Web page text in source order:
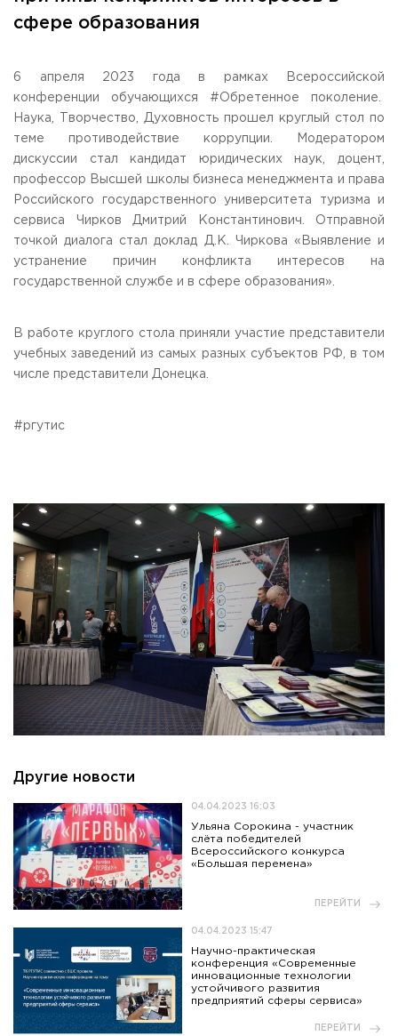
Общежитие / Кампус РГУТИС
Работа с лицами с ОВЗ и инвалидами
Научная деятельность
Дополнительное образование
Федеральный ресурсный центр
Федеральное учебно-методическое объединение в
системе СПО
Профком
Конкурс ППС
Сведения об образовательной
АДРЕС
141221, Московская обл.,Городской округ Пушкинский,
ТЕЛЕФОНЫ
+7 (495) 940 83 00
+7 (495) 940 83 58 - Приемная комиссия
obrashenia@rguts.ru
ГРАФИК И РЕЖИМ РАБОТЫ
пн-чт: с 09:00 до 18:00;
пт: с 09:00 до 16:45;
пн-пт: с 10:00 до 17:00;
сфере образования
6 апреля 2023 года в рамках Всероссийской
конференции обучающихся #Обретенное поколение.
Наука, Творчество, Духовность прошел круглый стол по
теме противодействие коррупции. Модератором
дискуссии стал кандидат юридических наук, доцент,
профессор Высшей школы бизнеса менеджмента и права
Российского государственного университета туризма и
сервиса Чирков Дмитрий Константинович. Отправной
точкой диалога стал доклад Д.К. Чиркова «Выявление и
устранение причин конфликта интересов на
государственной службе и в сфере образования».
В работе круглого стола приняли участие представители
учебных заведений из самых разных субъектов РФ, в том
числе представители Донецка.
#ргутис
Другие новости
04.04.2023 16:03
Ульяна Сорокина - участник
слёта победителей
Всероссийского конкурса
«Большая перемена»
ПЕРЕЙТИ
04.04.2023 15:47
Научно-практическая
конференция «Современные
инновационные технологии
устойчивого развития
предприятий сферы сервиса»
ПЕРЕЙТИ